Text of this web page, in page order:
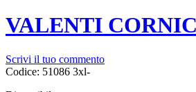
VALENTI
Scrivi il tuo commento
Codice: 51086 3xl-